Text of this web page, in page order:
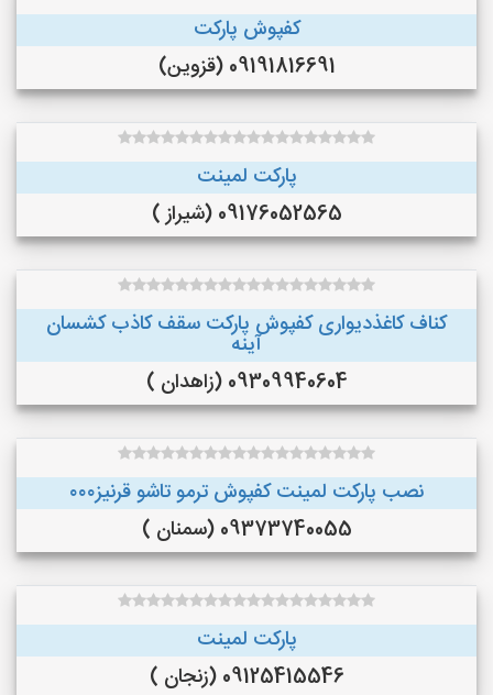
کفپوش پارکت
09191816691 (قزوین)
پارکت لمینت
09176052565 (شیراز )
کناف کاغذدیواری کفپوش پارکت سقف کاذب کشسان
آینه
09309940604 (زاهدان )
نصب پارکت لمینت کفپوش ترمو تاشو قرنیز۰۰۰
09373740055 (سمنان )
پارکت لمینت
09125415546 (زنجان )